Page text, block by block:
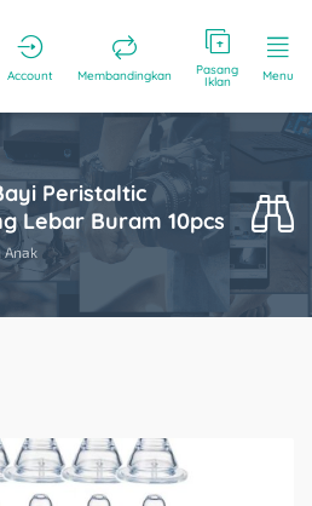
Account Membandingkan Pasang
Iklan Menu
Peristaltic
Lebar Buram 10pcs
Anak